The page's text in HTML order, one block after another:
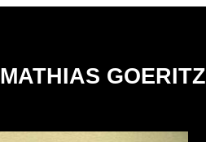
MATHIAS GOERITZ